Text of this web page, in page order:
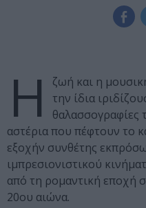
Η ζωή και η
την ίδια
θαλασσογραφίες
αστέρια που πέφτουν το
εξοχήν συνθέτης
ιμπρεσιονιστικού
από τη ρομαντική εποχή
20ου αιώνα.